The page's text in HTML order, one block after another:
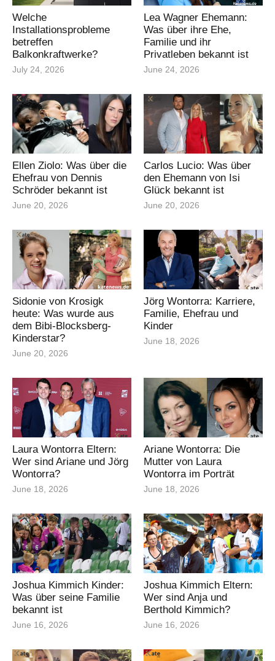
Welche
Installationsprobleme
betreffen
Balkonkraftwerke?
July 24, 2026
Lea Wagner Ehemann:
Was über ihre Ehe,
Familie und ihr
Privatleben bekannt ist
June 24, 2026
Ellen Ziolo: Was über die
Ehefrau von Dennis
Schröder bekannt ist
June 20, 2026
Carlos Lucio: Was über
den Ehemann von Isi
Glück bekannt ist
June 20, 2026
Sidonie von Krosigk
heute: Was wurde aus
dem Bibi-Blocksberg-
Kinderstar?
June 20, 2026
Jörg Wontorra: Karriere,
Familie, Ehefrau und
Kinder
June 18, 2026
Laura Wontorra Eltern:
Wer sind Ariane und Jörg
Wontorra?
June 18, 2026
Ariane Wontorra: Die
Mutter von Laura
Wontorra im Porträt
June 18, 2026
Joshua Kimmich Kinder:
Was über seine Familie
bekannt ist
June 16, 2026
Joshua Kimmich Eltern:
Wer sind Anja und
Berthold Kimmich?
June 16, 2026